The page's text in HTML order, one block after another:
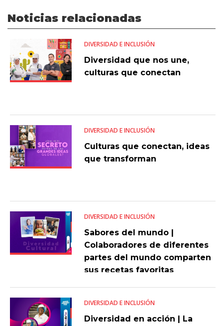
Noticias relacionadas
DIVERSIDAD E INCLUSIÓN
Diversidad que nos une,
culturas que conectan
DIVERSIDAD E INCLUSIÓN
Culturas que conectan, ideas
que transforman
DIVERSIDAD E INCLUSIÓN
Sabores del mundo |
Colaboradores de diferentes
partes del mundo comparten
sus recetas favoritas
DIVERSIDAD E INCLUSIÓN
Diversidad en acción | La